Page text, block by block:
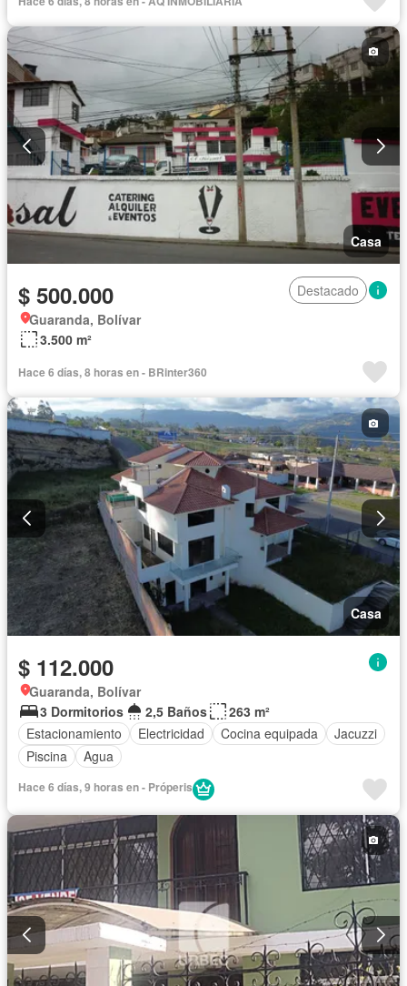
Garita de guardianía Seguridad Sin amoblar
Casa
$ 500.000
Destacado
Guaranda, Bolívar
3.500 m²
Hace 6 días, 8 horas en - BRinter360
Casa
$ 112.000
Guaranda, Bolívar
3 Dormitorios
2,5 Baños
263 m²
Estacionamiento
Electricidad Cocina equipada
Jacuzzi
Piscina
Agua
Hace 6 días, 9 horas en - Próperis